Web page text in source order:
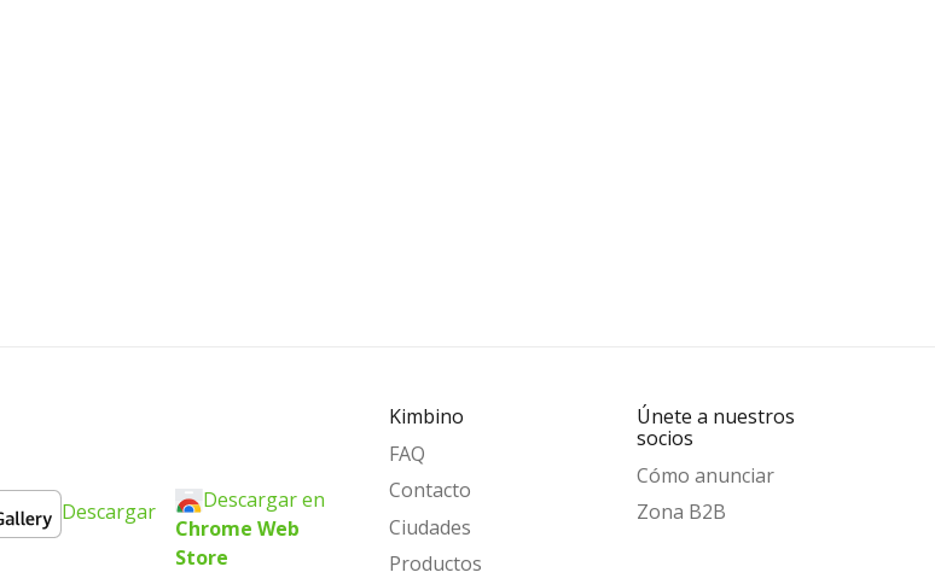
Descargar
Descargar en
Chrome Web
Store
Kimbino
FAQ
Contacto
Ciudades
Productos
Únete a nuestros
socios
Cómo anunciar
Zona B2B